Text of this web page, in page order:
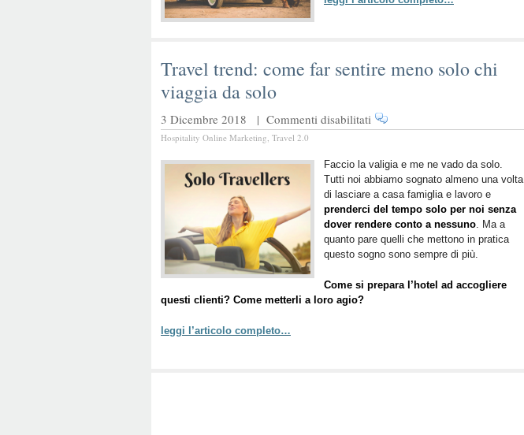
Travel trend: come far sentire meno solo chi
viaggia da solo
3 Dicembre 2018 | Commenti disabilitati su
Travel
come
far
sentire
meno
solo
chi
viaggia
solo
Hospitality Online Marketing, Travel 2.0
Faccio la valigia e me ne vado da solo.
Tutti noi abbiamo sognato almeno una volta
di lasciare a casa famiglia e lavoro e
prenderci del tempo solo per noi senza
dover rendere conto a nessuno. Ma a
quanto pare quelli che mettono in pratica
questo sogno sono sempre di più.
Come si prepara l’hotel ad accogliere
questi clienti? Come metterli a loro agio?
leggi l’articolo completo…